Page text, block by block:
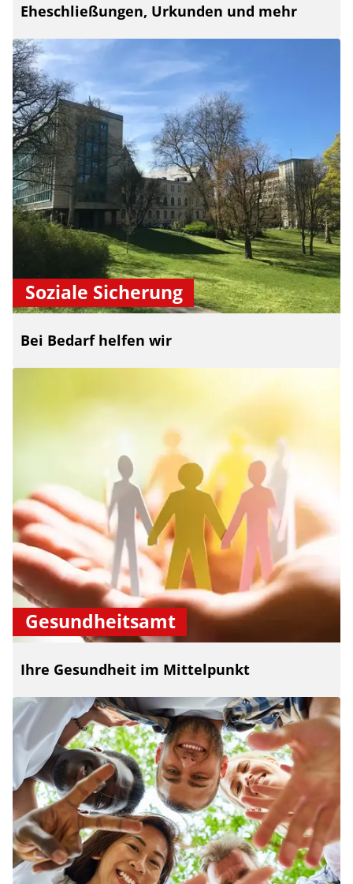
Eheschließungen, Urkunden und mehr
Soziale Sicherung
Bei Bedarf helfen wir
Gesundheitsamt
Ihre Gesundheit im Mittelpunkt